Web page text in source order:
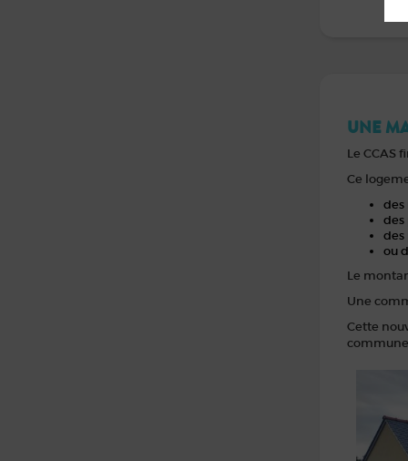
UNE
Le CCAS
Ce
des
des
des
ou
Le
Une
Cette